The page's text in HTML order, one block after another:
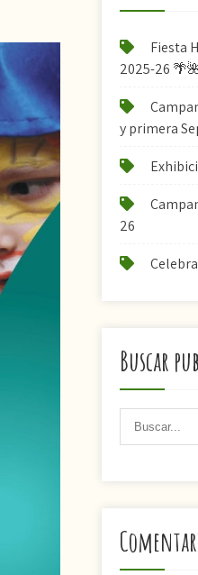
Fiesta
2025-26
y primera
26
Buscar